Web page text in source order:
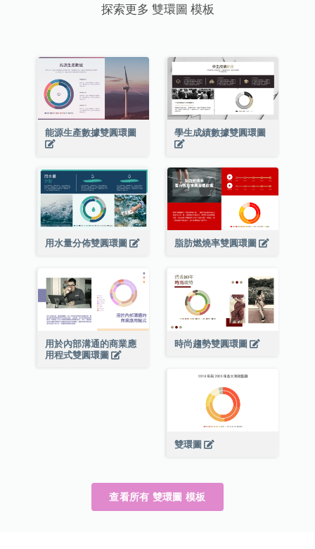
探索更多 雙環圖 模板
能源生產數據雙圓環圖 學生成績數據雙圓環圖
用水量分佈雙圓環圖 脂肪燃燒率雙圓環圖
用於內部溝通的商業應
用程式雙圓環圖
時尚趨勢雙圓環圖
雙環圖
查看所有 雙環圖 模板